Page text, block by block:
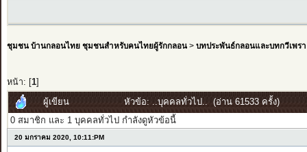
ชุมชน บ้านกลอนไทย ชุมชนสำหรับคนไทยผู้รักกลอน> บทประพันธ์กลอนและบทกวีเพรา
หน้า: [ 1]
ผู้เขียน
หัวข้อ: ..บุคคลทั่วไป.. (อ่าน 61533 ครั้ง)
0 สมาชิก และ 1 บุคคลทั่วไป กำลังดูหัวข้อนี้
20 มกราคม 2020, 10:11:PM